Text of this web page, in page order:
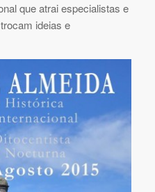
que atrai especialistas e
ideias e